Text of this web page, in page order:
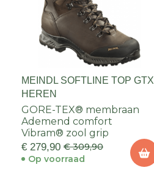
MEINDL SOFTLINE TOP GTX
HEREN
GORE-TEX® membraan
Ademend comfort
Vibram® zool grip
€ 279,90 € 309,90
Op voorraad